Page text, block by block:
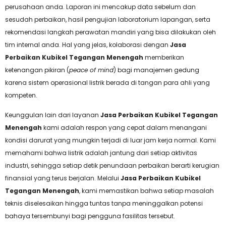
perusahaan anda. Laporan ini mencakup data sebelum dan
sesudah perbaikan, hasil pengujian laboratorium lapangan, serta
rekomendasi langkah perawatan mandiri yang bisa dilakukan oleh
tim internal anda. Hal yang jelas, kolaborasi dengan Jasa
Perbaikan Kubikel Tegangan Menengah memberikan
ketenangan pikiran (peace of mind) bagi manajemen gedung
karena sistem operasional listrik berada di tangan para ahli yang
kompeten.
Keunggulan lain dari layanan Jasa Perbaikan Kubikel Tegangan
Menengah kami adalah respon yang cepat dalam menangani
kondisi darurat yang mungkin terjadi di luar jam kerja normal. Kami
memahami bahwa listrik adalah jantung dari setiap aktivitas
industri, sehingga setiap detik penundaan perbaikan berarti kerugian
finansial yang terus berjalan. Melalui Jasa Perbaikan Kubikel
Tegangan Menengah, kami memastikan bahwa setiap masalah
teknis diselesaikan hingga tuntas tanpa meninggalkan potensi
bahaya tersembunyi bagi pengguna fasilitas tersebut.